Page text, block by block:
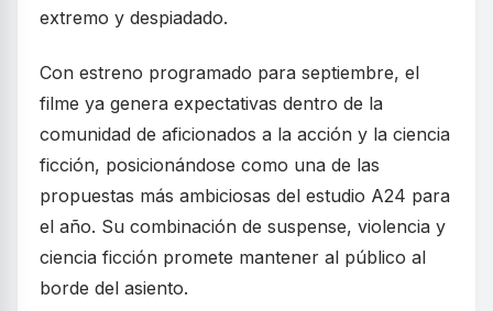
extremo y despiadado.
Con estreno programado para septiembre, el
filme ya genera expectativas dentro de la
comunidad de aficionados a la acción y la ciencia
ficción, posicionándose como una de las
propuestas más ambiciosas del estudio A24 para
el año. Su combinación de suspense, violencia y
ciencia ficción promete mantener al público al
borde del asiento.